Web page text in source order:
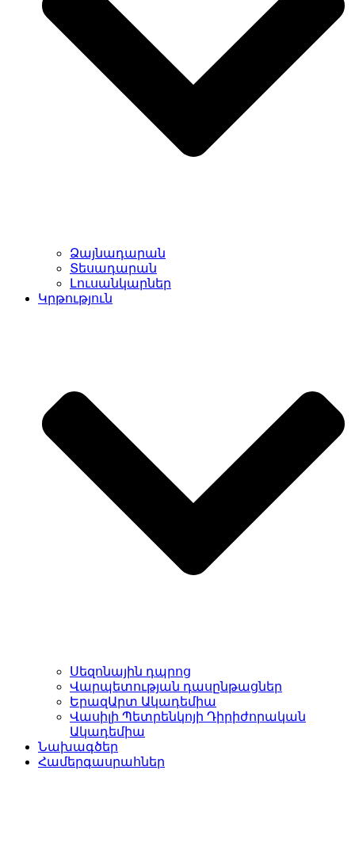
Ձայնադարան
Տեսադարան
Լուսանկարներ
Կրթություն
Սեզոնային դպրոց
Վարպետության դասընթացներ
ԵրազԱրտ Ակադեմիա
Վասիլի Պետրենկոյի Դիրիժորական
Ակադեմիա
Նախագծեր
Համերգասրահներ